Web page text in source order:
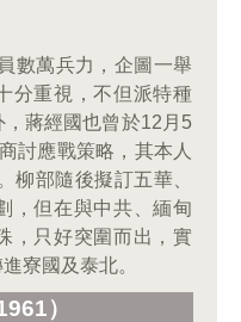
數萬兵力，企圖一舉
分重視，不但派特種
蔣經國也曾於12月5
討應戰策略，其本人
柳部隨後擬訂五華、
，但在與中共、緬甸
，只好突圍而出，實
寮國及泰北。
）